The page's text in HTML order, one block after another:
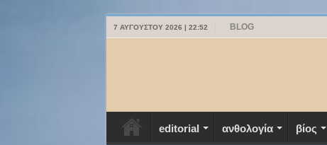
7 ΑΥΓΟΎΣΤΟΥ 2026 | 22:52 BLOG
editorial ανθολογία βίος